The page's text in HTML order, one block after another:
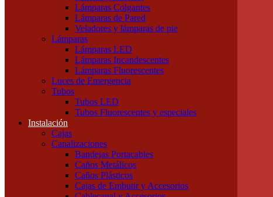
Lámparas Colgantes
Lámparas de Pared
Veladores y lámparas de pie
Lámparas
Lámparas LED
Lámparas Incandescentes
Lámparas Fluorescentes
Luces de Emergencia
Tubos
Tubos LED
Tubos Fluorescentes y especiales
Instalación
Cajas
Canalizaciones
Bandejas Portacables
Caños Metálicos
Caños Plásticos
Cajas de Embutir y Accesorios
Iluminación
Accesorios de Iluminación
Conectores
Drivers
Fuentes
Soportes
Portalámparas
Proyectores
Farolas
Paneles y Plafones
Lámparas Colgantes
Lámparas de Pared
Veladores y lámparas de pie